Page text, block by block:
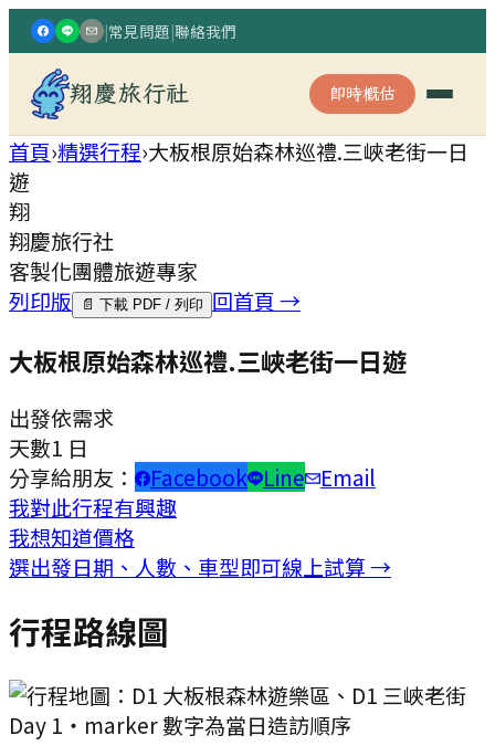
|常見問題|聯絡我們
翔慶旅行社 即時概估
首頁›精選行程›大板根原始森林巡禮.三峽老街一日
遊
翔
翔慶旅行社
客製化團體旅遊專家
列印版
📄 下載 PDF / 列印 回首頁 →
大板根原始森林巡禮.三峽老街一日遊
出發依需求
天數1 日
分享給朋友：
Facebook Line
Email
我對此行程有興趣
我想知道價格
選出發日期、人數、車型即可線上試算 →
行程路線圖
Day 1 ・marker 數字為當日造訪順序